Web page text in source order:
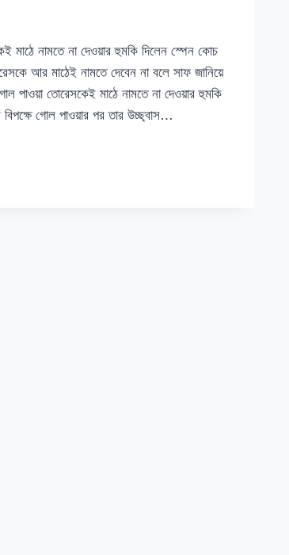
মাঠে নামতে না দেওয়ার হুমকি দিলেন স্পেন কোচ
আর মাঠেই নামতে দেবেন না বলে সাফ জানিয়ে
পাওয়া তোরেসকেই মাঠে নামতে না দেওয়ার হুমকি
গোল পাওয়ার পর তার উচ্ছ্বাস…